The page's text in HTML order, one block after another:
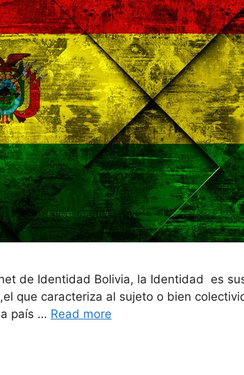
de Identidad Bolivia, la Identidad es
que caracteriza al sujeto o bien
país … Read more